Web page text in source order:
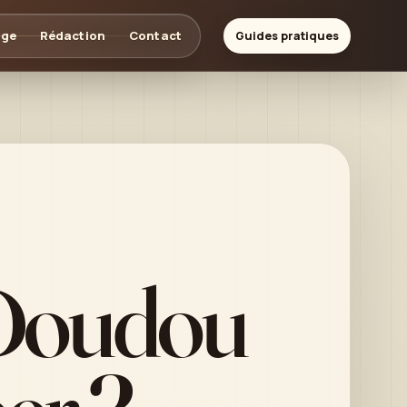
Rédaction Contact Guides pratiques